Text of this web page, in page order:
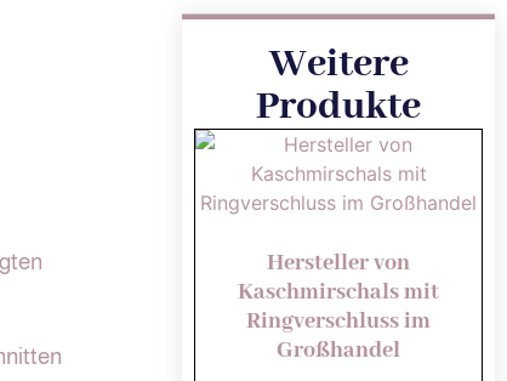
Weitere
Produkte
Hersteller von
Kaschmirschals mit
Ringverschluss im
Großhandel